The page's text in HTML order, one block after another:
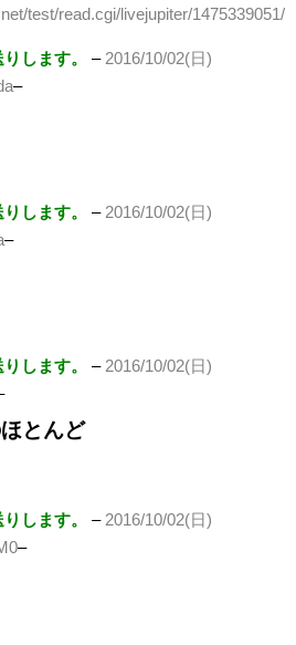
test/read.cgi/livejupiter/1475339051/
します。 –2016/10/02(日)
–
します。 –2016/10/02(日)
–
します。 –2016/10/02(日)
とんど
します。 –2016/10/02(日)
–